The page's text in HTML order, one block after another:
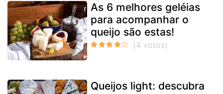
As 6 melhores geléias
para acompanhar o
queijo são estas!
Queijos light: descubra